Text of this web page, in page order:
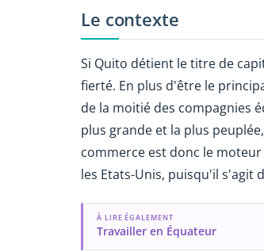
Le contexte
Si Quito détient le titre de
fierté. En plus d'être le
de la moitié des compagnies
plus grande et la plus
commerce est donc le
les Etats-Unis, puisqu'il s'agit
À LIRE ÉGALEMENT
Travailler en Équateur